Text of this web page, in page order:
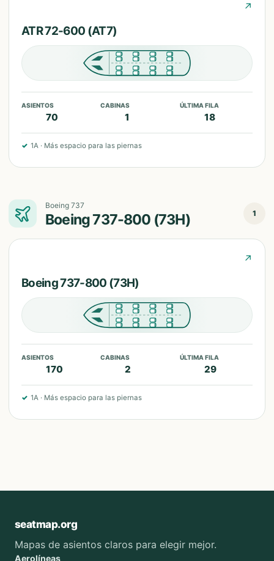
↗
ATR 72-600 (AT7)
ASIENTOS
70
CABINAS
1
ÚLTIMA FILA
18
✓ 1A · Más espacio para las piernas
Boeing 737
Boeing 737-800 (73H) 1
↗
Boeing 737-800 (73H)
ASIENTOS
170
CABINAS
2
ÚLTIMA FILA
29
✓ 1A · Más espacio para las piernas
seatmap.org
Mapas de asientos claros para elegir mejor.
Aerolíneas